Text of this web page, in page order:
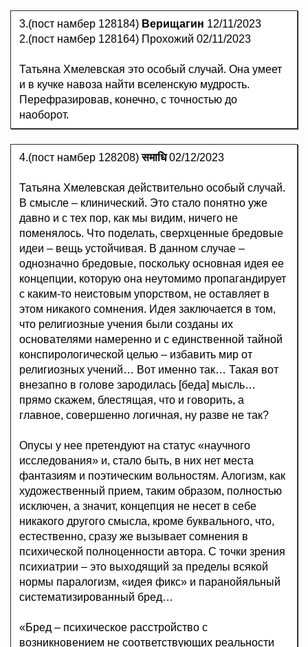
3.(пост намбер 128184) Верищагин 12/11/2023
2.(пост намбер 128164) Прохожий 02/11/2023
Татьяна Хмелевская это особый случай. Она умеет
и в кучке навоза найти вселенскую мудрость.
Перефразировав, конечно, с точностью до
наоборот.
4.(пост намбер 128208)समाधि02/12/2023
Татьяна Хмелевская действительно особый случай.
В смысле – клинический. Это стало понятно уже
давно и с тех пор, как мы видим, ничего не
поменялось. Что поделать, сверхценные бредовые
идеи – вещь устойчивая. В данном случае –
однозначно бредовые, поскольку основная идея ее
концепции, которую она неутомимо пропагандирует
с каким-то неистовым упорством, не оставляет в
этом никакого сомнения. Идея заключается в том,
что религиозные учения были созданы их
основателями намеренно и с единственной тайной
конспирологической целью – избавить мир от
религиозных учений… Вот именно так… Такая вот
внезапно в голове зародилась [беда] мысль…
прямо скажем, блестящая, что и говорить, а
главное, совершенно логичная, ну разве не так?
Опусы у нее претендуют на статус «научного
исследования» и, стало быть, в них нет места
фантазиям и поэтическим вольностям. Алогизм, как
художественный прием, таким образом, полностью
исключен, а значит, концепция не несет в себе
никакого другого смысла, кроме буквального, что,
естественно, сразу же вызывает сомнения в
психической полноценности автора. С точки зрения
психиатрии – это выходящий за пределы всякой
нормы паралогизм, «идея фикс» и паранойяльный
систематизированный бред…
«Бред – психическое расстройство с
возникновением не соответствующих реальности